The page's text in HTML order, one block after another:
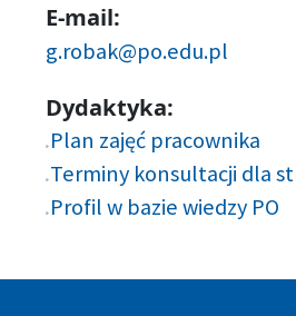
E-mail:
g.robak@po.edu.pl
Dydaktyka:
Plan zajęć pracownika
Terminy konsultacji dla
Profil w bazie wiedzy PO